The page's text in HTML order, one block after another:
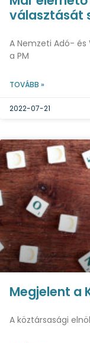
választását
A Nemzeti Adó-
a PM
TOVÁBB »
2022-07-21
Megjelent a
A köztársasági